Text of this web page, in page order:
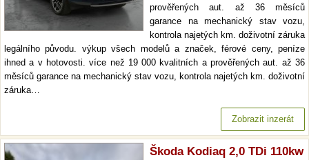
prověřených aut. až 36 měsíců
garance na mechanický stav vozu,
kontrola najetých km. doživotní záruka
legálního původu. výkup všech modelů a značek, férové ceny, peníze
ihned a v hotovosti. více než 19 000 kvalitních a prověřených aut. až 36
měsíců garance na mechanický stav vozu, kontrola najetých km. doživotní
záruka…
Zobrazit inzerát
Škoda Kodiaq 2,0 TDi 110kw